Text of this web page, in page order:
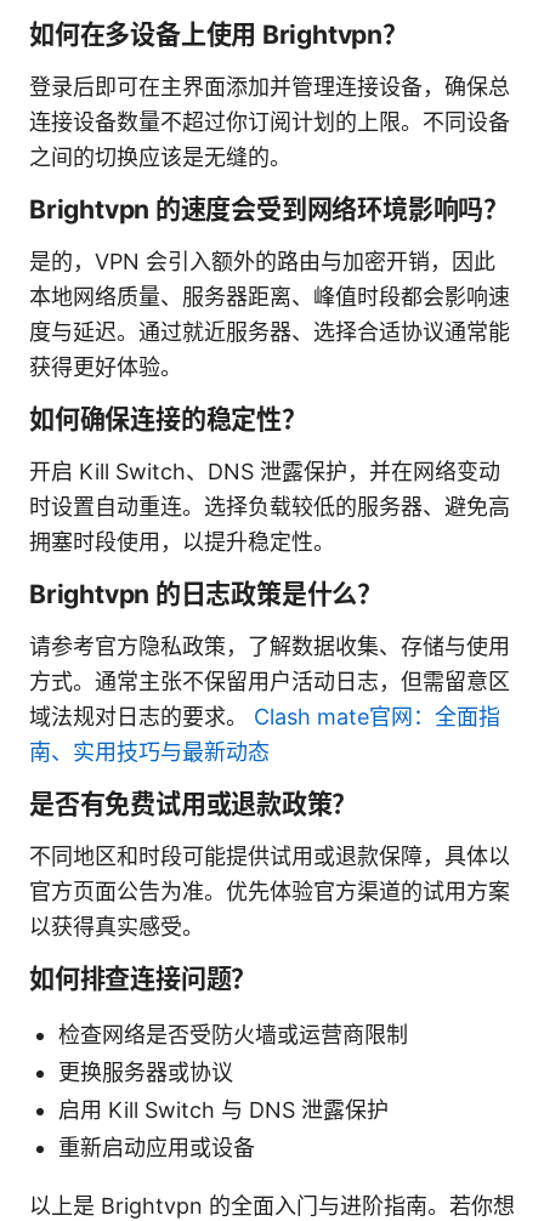
如何在多设备上使用 Brightvpn？
登录后即可在主界面添加并管理连接设备，确保总
连接设备数量不超过你订阅计划的上限。不同设备
之间的切换应该是无缝的。
Brightvpn 的速度会受到网络环境影响吗？
是的，VPN 会引入额外的路由与加密开销，因此
本地网络质量、服务器距离、峰值时段都会影响速
度与延迟。通过就近服务器、选择合适协议通常能
获得更好体验。
如何确保连接的稳定性？
开启 Kill Switch、DNS 泄露保护，并在网络变动
时设置自动重连。选择负载较低的服务器、避免高
拥塞时段使用，以提升稳定性。
Brightvpn 的日志政策是什么？
请参考官方隐私政策，了解数据收集、存储与使用
方式。通常主张不保留用户活动日志，但需留意区
域法规对日志的要求。 Clash mate官网：全面指
南、实用技巧与最新动态
是否有免费试用或退款政策？
不同地区和时段可能提供试用或退款保障，具体以
官方页面公告为准。优先体验官方渠道的试用方案
以获得真实感受。
如何排查连接问题？
检查网络是否受防火墙或运营商限制
更换服务器或协议
启用 Kill Switch 与 DNS 泄露保护
重新启动应用或设备
以上是 Brightvpn 的全面入门与进阶指南。若你想